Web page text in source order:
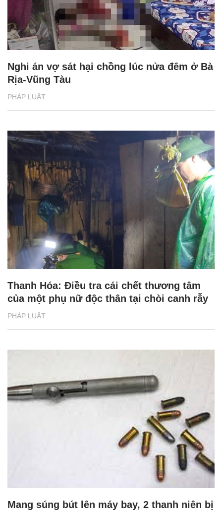
PHÁP LUẬT
Nghi án vợ sát hại chồng lúc nửa đêm ở Bà
Rịa-Vũng Tàu
PHÁP LUẬT
Thanh Hóa: Điều tra cái chết thương tâm
của một phụ nữ độc thân tại chòi canh rẫy
Mang súng bút lên máy bay, 2 thanh niên bị